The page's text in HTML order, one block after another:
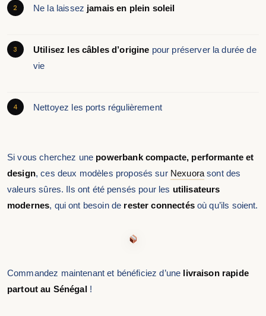
Ne la laissez jamais en plein soleil
Utilisez les câbles d’origine pour préserver la durée de
vie
Nettoyez les ports régulièrement
Si vous cherchez une powerbank compacte, performante et
design, ces deux modèles proposés sur Nexuora sont des
valeurs sûres. Ils ont été pensés pour les utilisateurs
modernes, qui ont besoin de rester connectésoù qu’ils soient.
Commandez maintenant et bénéficiez d’une livraison rapide
partout au Sénégal!